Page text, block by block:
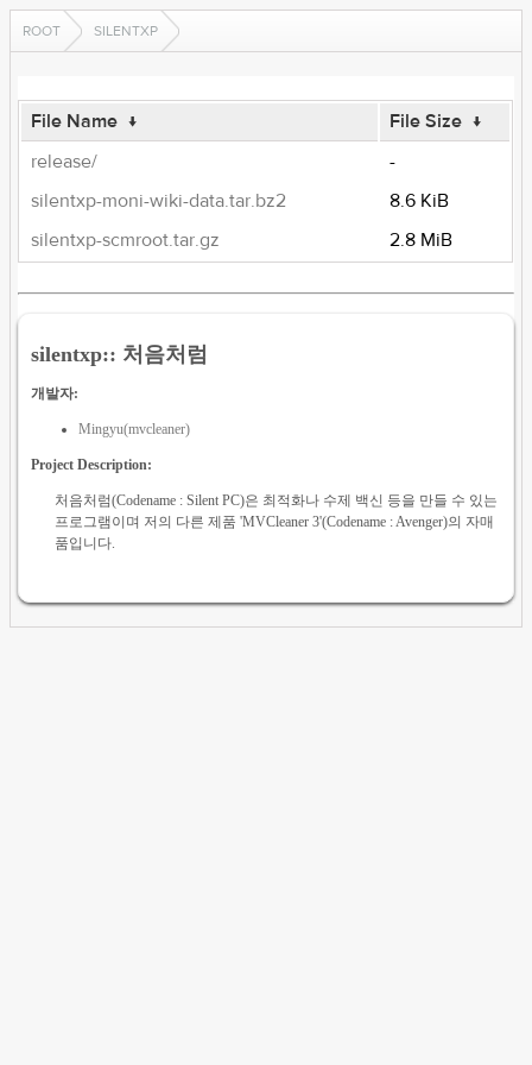
ROOT SILENTXP
File Name ↓ File Size ↓
release/
-
silentxp-moni-wiki-data.tar.bz2
8.6 KiB
silentxp-scmroot.tar.gz
2.8 MiB
silentxp:: 처음처럼
개발자:
Mingyu(mvcleaner)
Project Description:
처음처럼(Codename : Silent PC)은 최적화나 수제 백신 등을 만들 수 있는
프로그램이며 저의 다른 제품 'MVCleaner 3'(Codename : Avenger)의 자매
품입니다.